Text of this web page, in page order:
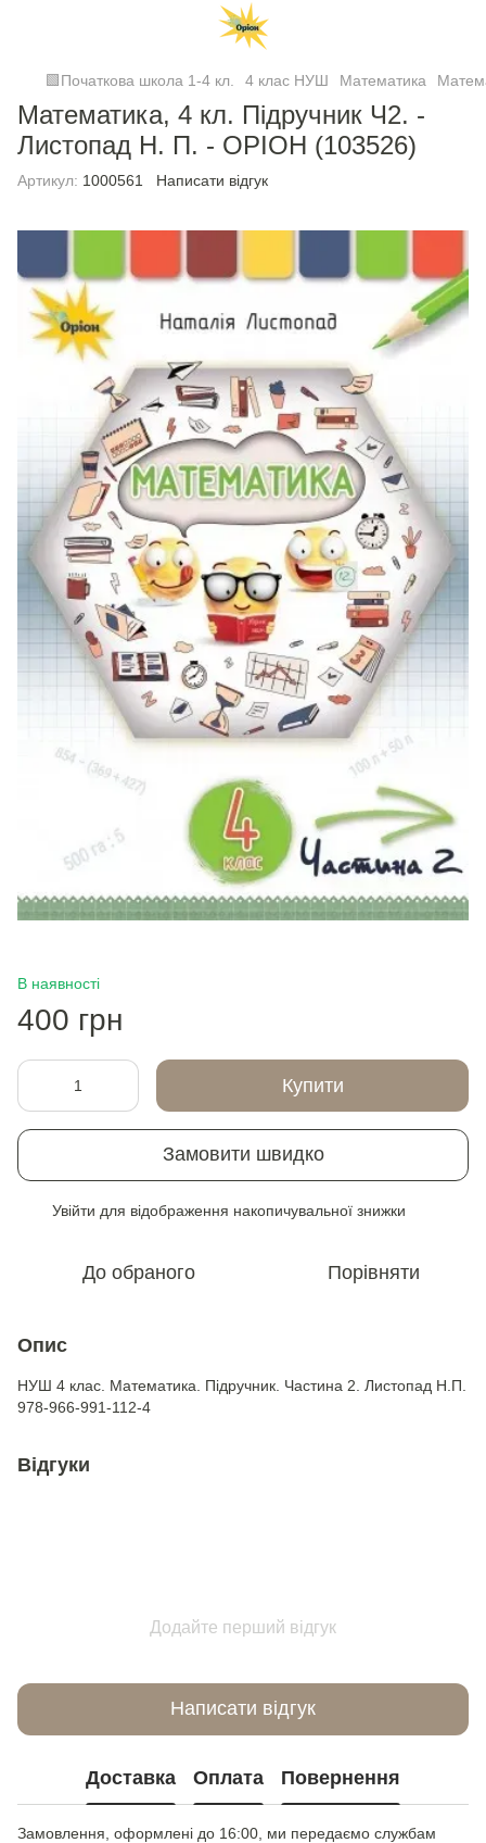
🟩Початкова школа 1-4 кл. 4 клас НУШ Математика
Математика, 4 кл. Підручник Ч2. -
Листопад Н. П. - ОРІОН (103526)
Артикул: 1000561 Написати відгук
В наявності
400 грн
Купити
Замовити швидко
Увійти для відображення накопичувальної знижки
До обраного Порівняти
Опис
НУШ 4 клас. Математика. Підручник. Частина 2. Листопад Н.П.
978-966-991-112-4
Відгуки
Додайте перший відгук
Написати відгук
Доставка Оплата Повернення
Замовлення, оформлені до 16:00, ми передаємо службам